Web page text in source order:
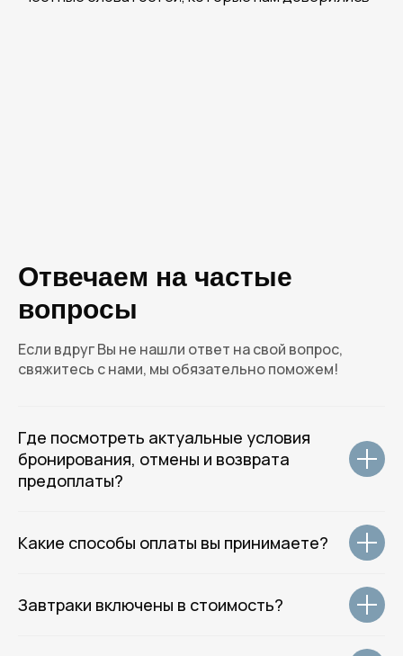
Отвечаем на частые
вопросы
Если вдруг Вы не нашли ответ на свой вопрос,
свяжитесь с нами, мы обязательно поможем!
Где посмотреть актуальные условия
бронирования, отмены и возврата
предоплаты?
Какие способы оплаты вы принимаете?
Завтраки включены в стоимость?
на официальном сайте —
ROTAS HOTELS
GROUP
( Центральный офис )
г. Санкт-Петербург, улица 7-я
Красноармейская д.5, метро
( Email и телефон для общих вопросов )
+7 (931) 979 - 39 - 60